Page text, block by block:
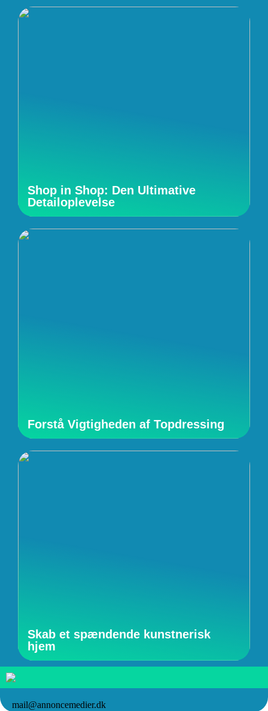
Shop in Shop: Den Ultimative
Detailoplevelse
Forstå Vigtigheden af Topdressing
Skab et spændende kunstnerisk
hjem
mail@annoncemedier.dk